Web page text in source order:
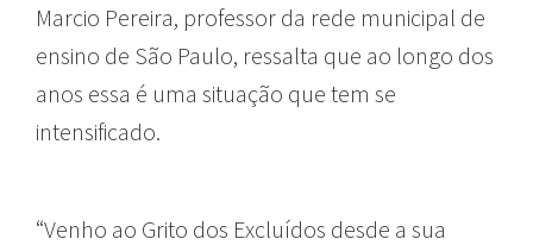
Marcio Pereira, professor da rede municipal de
ensino de São Paulo, ressalta que ao longo dos
anos essa é uma situação que tem se
intensificado.
“Venho ao Grito dos Excluídos desde a sua